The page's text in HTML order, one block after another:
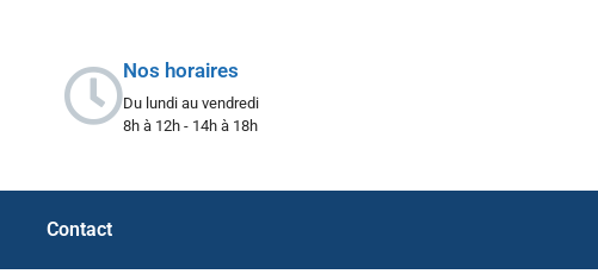
Nos horaires
Du lundi au vendredi
8h à 12h - 14h à 18h
Contact